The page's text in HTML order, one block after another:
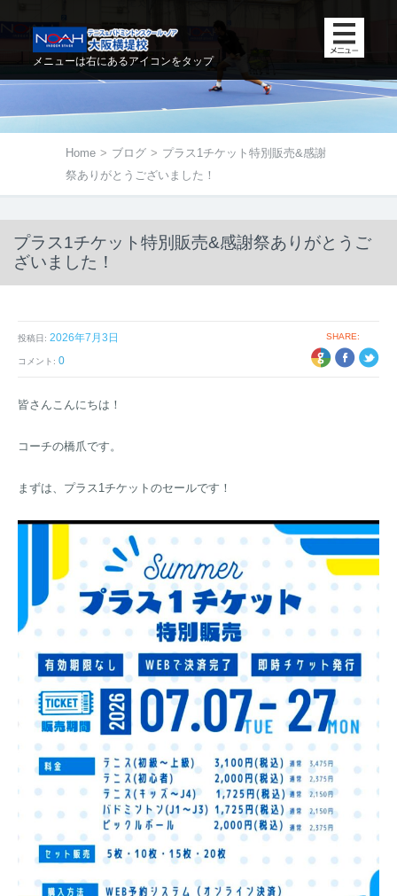
メニューは右にあるアイコンをタップ
Home > ブログ > プラス1チケット特別販売&感謝
祭ありがとうございました！
プラス1チケット特別販売&感謝祭ありがとうご
ざいました！
SHARE:
TWITTER
投稿日: 2026年7月3日
コメント: 0
皆さんこんにちは！
コーチの橋爪です。
まずは、プラス1チケットのセールです！